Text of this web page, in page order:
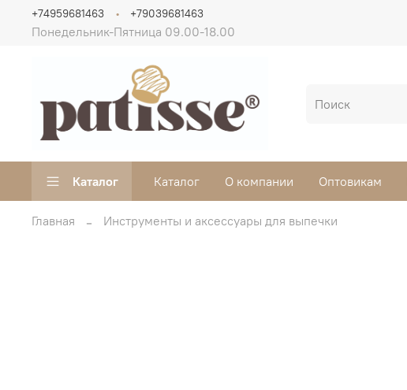
Понедельник-Пятница 09.00-18.00
+74959681463 +79039681463
Каталог Каталог О компании Оптовикам
Главная Инструменты и аксессуары для выпечки